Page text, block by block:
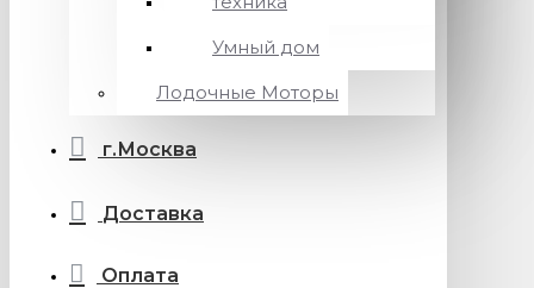
Умный дом
Лодочные Моторы
г.Москва
Доставка
Оплата